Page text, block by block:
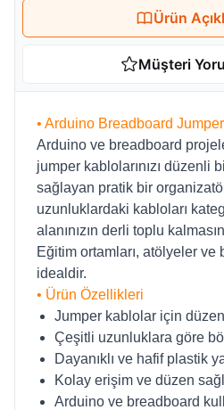
Ürün
Müşteri
• Arduino Breadboard
Arduino ve breadboard
jumper kablolarınızı düzenli
sağlayan pratik bir
uzunluklardaki kabloları
alanınızın derli toplu
Eğitim ortamları, atölyeler
idealdir.
• Ürün Özellikleri
Jumper kablolar için
Çeşitli uzunluklara göre
Dayanıklı ve hafif plastik
Kolay erişim ve düzen
Arduino ve breadboard